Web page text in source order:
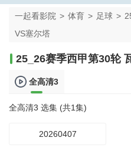
一起看影院 > 体育 > 足球 >
VS塞尔塔
25_26赛季西甲第30轮
全高清3
全高清3 选集 (共1集)
20260407